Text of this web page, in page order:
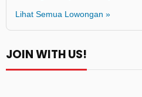
Lihat Semua Lowongan »
JOIN WITH US!